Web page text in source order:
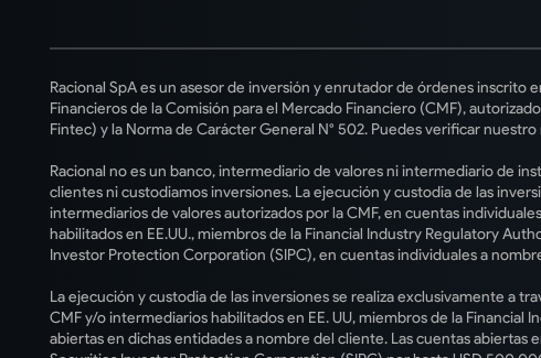
Racional SpA es un asesor de inversión y enrutador de órdenes inscrito
Financieros de la Comisión para el Mercado Financiero (CMF),
Fintec) y la Norma de Carácter General N° 502. Puedes verificar
Racional no es un banco, intermediario de valores ni intermediario de
clientes ni custodiamos inversiones. La ejecución y custodia de las
intermediarios de valores autorizados por la CMF, en cuentas
habilitados en EE.UU., miembros de la Financial Industry Regulatory
Investor Protection Corporation (SIPC), en cuentas individuales a
La ejecución y custodia de las inversiones se realiza exclusivamente a
CMF y/o intermediarios habilitados en EE. UU, miembros de la Financial
abiertas en dichas entidades a nombre del cliente. Las cuentas abiertas